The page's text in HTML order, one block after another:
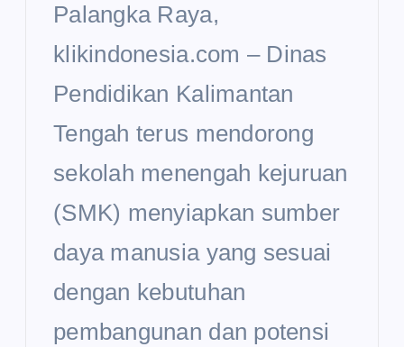
Palangka Raya,
klikindonesia.com – Dinas
Pendidikan Kalimantan
Tengah terus mendorong
sekolah menengah kejuruan
(SMK) menyiapkan sumber
daya manusia yang sesuai
dengan kebutuhan
pembangunan dan potensi